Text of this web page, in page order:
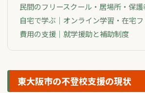
民間のフリースクール・居場所・保
自宅で学ぶ｜オンライン学習・在宅
費用の支援｜就学援助と補助制度
東大阪市の不登校支援の現状